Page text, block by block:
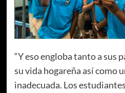
“Y eso engloba tanto a sus
su vida hogareña así como
inadecuada. Los